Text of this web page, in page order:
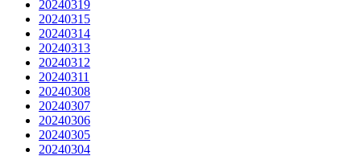
20240319
20240315
20240314
20240313
20240312
20240311
20240308
20240307
20240306
20240305
20240304